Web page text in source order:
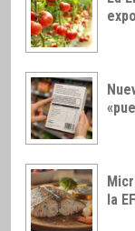
la